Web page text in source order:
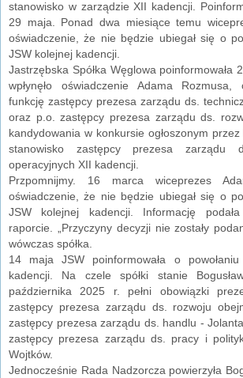
stanowisko w zarządzie XII kadencji.
29 maja. Ponad dwa miesiące temu
oświadczenie, że nie będzie ubiegał się o
JSW kolejnej kadencji.
Jastrzębska Spółka Węglowa poinformowała
wpłynęło oświadczenie Adama Rozmusa,
funkcję zastępcy prezesa zarządu ds.
oraz p.o. zastępcy prezesa zarządu ds.
kandydowania w konkursie ogłoszonym
stanowisko zastępcy prezesa zarządu
operacyjnych XII kadencji.
Przpomnijmy. 16 marca wiceprezes
oświadczenie, że nie będzie ubiegał się o
JSW kolejnej kadencji. Informację
raporcie. „Przyczyny decyzji nie zostały
wówczas spółka.
14 maja JSW poinformowała o
kadencji. Na czele spółki stanie
października 2025 r. pełni obowiązki
zastępcy prezesa zarządu ds. rozwoju
zastępcy prezesa zarządu ds. handlu -
zastępcy prezesa zarządu ds. pracy i
Wojtków.
Jednocześnie Rada Nadzorcza powierzyła